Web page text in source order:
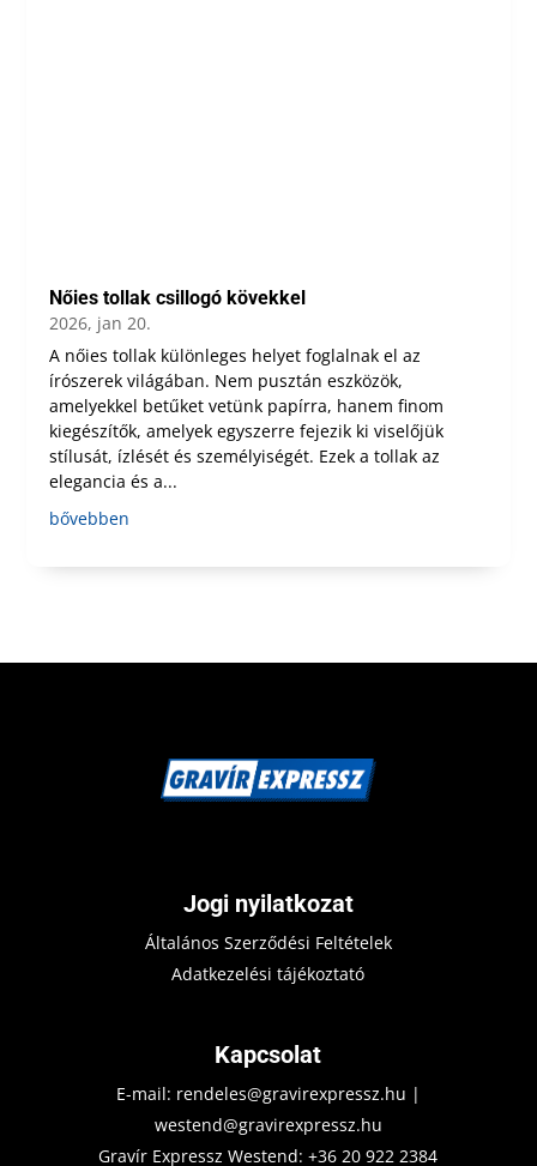
Nőies tollak csillogó kövekkel
2026, jan 20.
A nőies tollak különleges helyet foglalnak el az
írószerek világában. Nem pusztán eszközök,
amelyekkel betűket vetünk papírra, hanem finom
kiegészítők, amelyek egyszerre fejezik ki viselőjük
stílusát, ízlését és személyiségét. Ezek a tollak az
elegancia és a...
bővebben
Jogi nyilatkozat
Általános Szerződési Feltételek
Adatkezelési tájékoztató
Kapcsolat
E-mail: rendeles@gravirexpressz.hu |
westend@gravirexpressz.hu
Gravír Expressz Westend:+36 20 922 2384